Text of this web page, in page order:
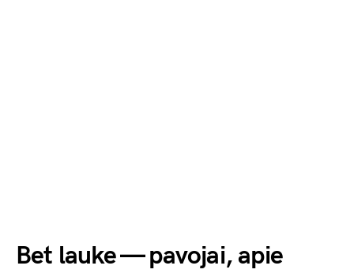
Bet lauke — pavojai, apie